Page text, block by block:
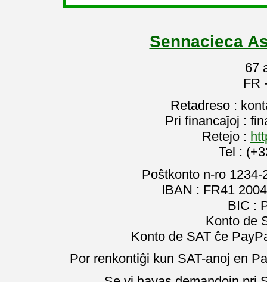
Sennacieca
67
FR
Retadreso :
Pri financaĵoj :
Retejo :
Tel :
Poŝtkonto n-ro
IBAN : FR41
BIC :
Konto de
Konto de SAT ĉe
Por renkontiĝi kun SAT-anoj en